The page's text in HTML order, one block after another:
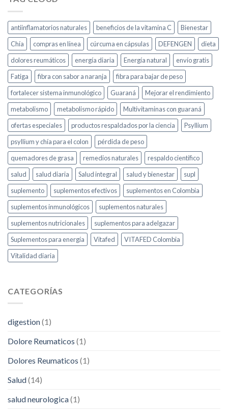
antiinflamatorios naturales beneficios de la vitamina C
Bienestar
Chía
compras en línea cúrcuma en cápsulas DEFENGEN
dieta
dolores reumáticos
energía diaria Energía natural
envío gratis
Fatiga
fibra con sabor a naranja
fibra para bajar de peso
fortalecer sistema inmunológico
Guaraná
Mejorar el rendimiento
metabolismo
metabolismo rápido
Multivitaminas con guaraná
ofertas especiales
productos respaldados por la ciencia
Psyllium
psyllium y chía para el colon
pérdida de peso
quemadores de grasa
remedios naturales
respaldo científico
salud
salud diaria Salud integral salud y bienestar
supl
suplemento
suplementos efectivos
suplementos en Colombia
suplementos inmunológicos
suplementos naturales
suplementos nutricionales
suplementos para adelgazar
Suplementos para energía
Vitafed
VITAFED Colombia
Vitalidad diaria
CATEGORÍAS
digestion(1)
Dolore Reumaticos (1)
Dolores Reumaticos (1)
Salud(14)
salud neurologica(1)